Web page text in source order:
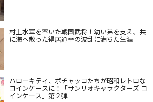
村上水軍を率いた戦国武将！幼い弟を支え、共
に海へ散った得居通幸の波乱に満ちた生涯
ハローキティ、ポチャッコたちが昭和レトロな
コインケースに！「サンリオキャラクターズ コ
インケース」第２弾